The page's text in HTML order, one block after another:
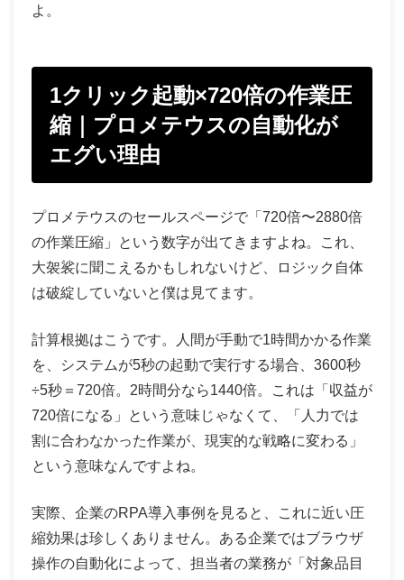
よ。
1クリック起動×720倍の作業圧
縮｜プロメテウスの自動化が
エグい理由
プロメテウスのセールスページで「720倍〜2880倍
の作業圧縮」という数字が出てきますよね。これ、
大袈裟に聞こえるかもしれないけど、ロジック自体
は破綻していないと僕は見てます。
計算根拠はこうです。人間が手動で1時間かかる作業
を、システムが5秒の起動で実行する場合、3600秒
÷5秒＝720倍。2時間分なら1440倍。これは「収益が
720倍になる」という意味じゃなくて、「人力では
割に合わなかった作業が、現実的な戦略に変わる」
という意味なんですよね。
実際、企業のRPA導入事例を見ると、これに近い圧
縮効果は珍しくありません。ある企業ではブラウザ
操作の自動化によって、担当者の業務が「対象品目